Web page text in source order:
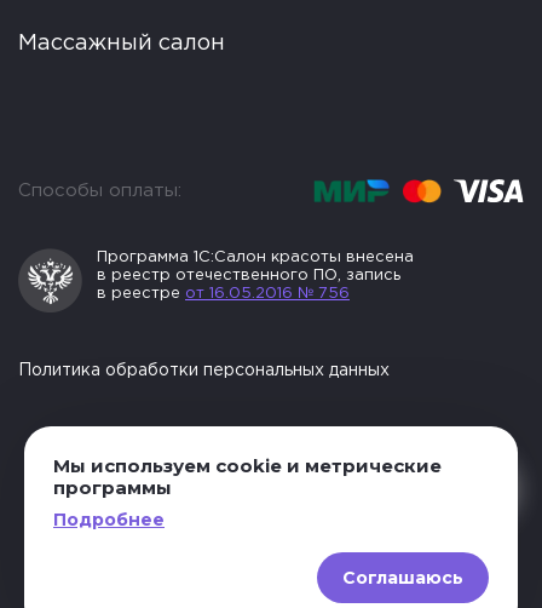
Способы оплаты:
Программа 1С:Салон красоты внесена
в реестр отечественного ПО, запись
в реестре от 16.05.2016 № 756
Политика обработки персональных данных
Массажный салон
© 2004–2026 ООО «Лаборатория
Мы используем cookie и метрические
программы
Подробнее
Соглашаюсь